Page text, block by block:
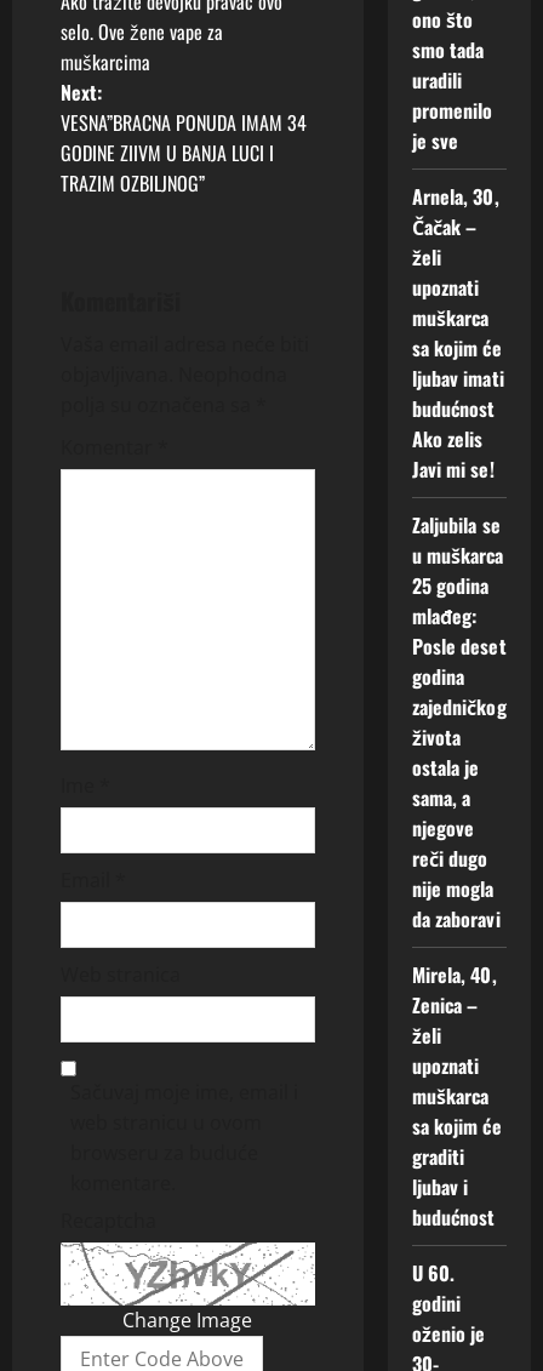
o
s
t
n
t
selo. Ove žene vape za
muškarcima
Next:
VESNA”BRACNA PONUDA IMAM 34
GODINE ZIIVM U BANJA LUCI I
TRAZIM OZBILJNOG”
Change Image
i
m
i
e
2
0
ono što
smo tada
uradili
promenilo
je sve
Arnela, 30,
Čačak –
želi
upoznati
muškarca
sa kojim će
ljubav imati
budućnost
Ako zelis
Javi mi se!
Zaljubila se
u muškarca
25 godina
mlađeg:
Posle deset
godina
zajedničkog
života
ostala je
sama, a
njegove
reči dugo
nije mogla
da zaboravi
Mirela, 40,
Zenica –
želi
upoznati
muškarca
sa kojim će
graditi
ljubav i
budućnost
U 60.
godini
oženio je
30-